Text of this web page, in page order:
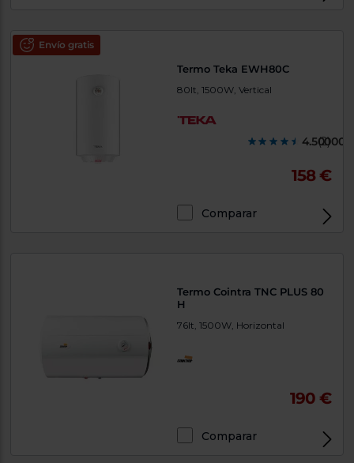
Envío gratis
Termo Teka EWH80C
80lt, 1500W, Vertical
(2)
158 €
Comparar
Termo Cointra TNC PLUS 80
H
76lt, 1500W, Horizontal
190 €
Comparar